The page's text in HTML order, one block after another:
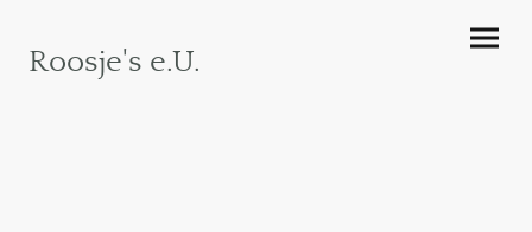
Roosje's e.U.